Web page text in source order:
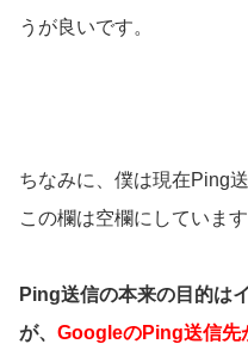
うが良いです。
ちなみに、僕は現在Ping
この欄は空欄にしています
Ping送信の本来の目的は
が、 GoogleのPing送信先